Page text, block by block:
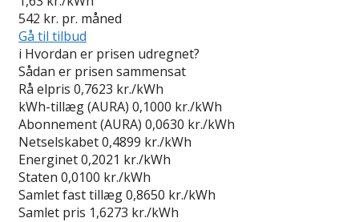
542 kr. pr. måned
Gå til tilbud
i Hvordan er prisen udregnet?
Sådan er prisen sammensat
Rå elpris 0,7623 kr./kWh
kWh-tillæg (AURA) 0,1000 kr./kWh
Abonnement (AURA) 0,0630 kr./kWh
Netselskabet0,4899 kr./kWh
Energinet0,2021 kr./kWh
Staten 0,0100 kr./kWh
Samlet fast tillæg0,8650 kr./kWh
Samlet pris 1,6273 kr./kWh